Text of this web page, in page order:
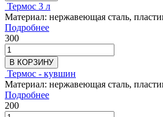
Термос 3 л
Материал: нержавеющая сталь,
Подробнее
300
В КОРЗИНУ
Термос - кувшин
Материал: нержавеющая сталь,
Подробнее
200